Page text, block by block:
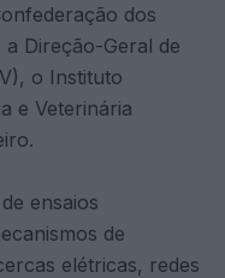
dos
Direção-Geral de
o Instituto
e Veterinária
ensaios
de
elétricas, redes